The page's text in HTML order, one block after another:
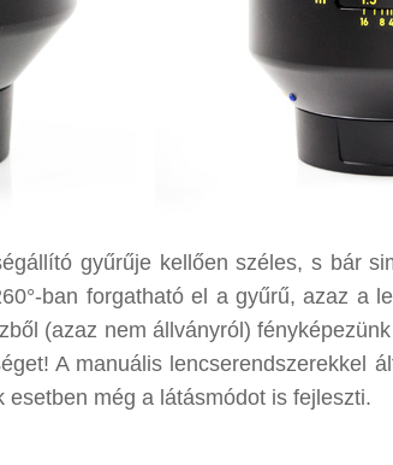
gyűrűje kellően széles, s bár
ban forgatható el a gyűrű, azaz a
(azaz nem állványról)
A manuális lencserendszerekkel
még a látásmódot is fejleszti.